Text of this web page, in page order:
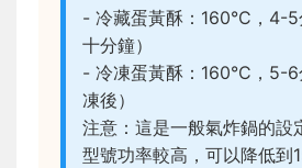
- 冷藏蛋黃酥：160°C，4-5
十分鐘）
- 冷凍蛋黃酥：160°C，5-
凍後）
注意：這是一般氣炸鍋的設
型號功率較高，可以降低到